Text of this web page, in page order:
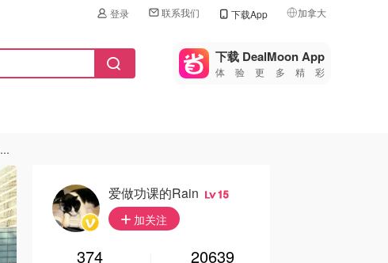
登录 联系我们 下载App 加拿大
🇺🇸
美国
🇨🇳中国
🇩🇪
🇮🇹
下载 DealMoon App
体验更多精彩
爱做功课的Rain 15
加关注
374 20639